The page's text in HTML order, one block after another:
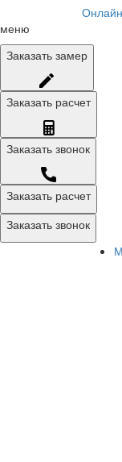
Онлайн
меню
Заказать замер
Заказать расчет
Заказать звонок
Заказать расчет
Заказать звонок